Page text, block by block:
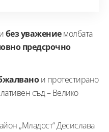
без уважениемолбата
предсрочно
и протестирано
съд – Велико
„Младост“ Десислава